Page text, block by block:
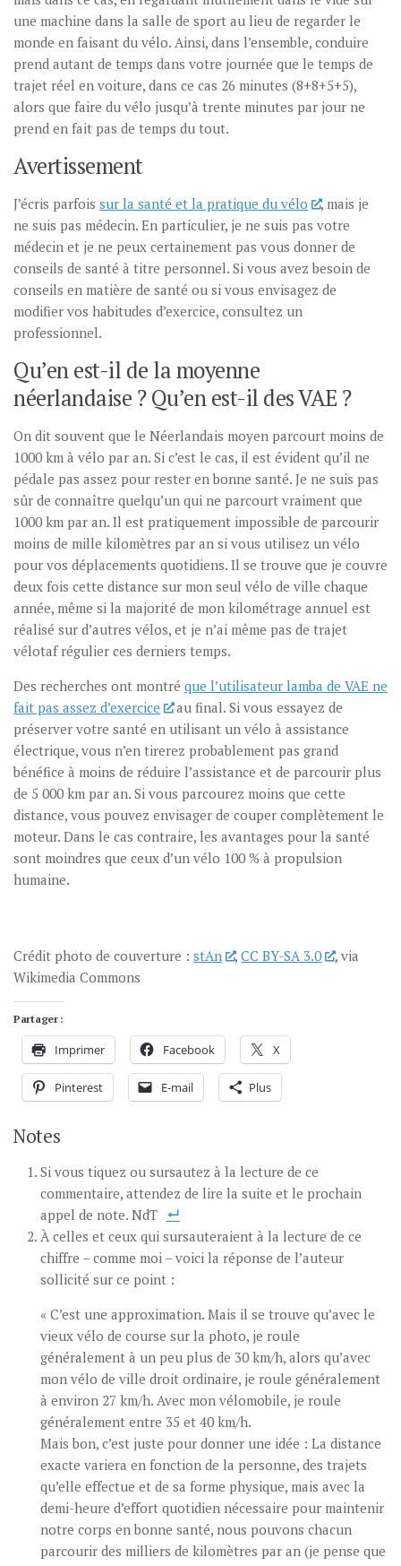
une machine dans la salle de sport au lieu de regarder le
monde en faisant du vélo. Ainsi, dans l’ensemble, conduire
prend autant de temps dans votre journée que le temps de
trajet réel en voiture, dans ce cas 26 minutes (8+8+5+5),
alors que faire du vélo jusqu’à trente minutes par jour ne
prend en fait pas de temps du tout.
Avertissement
J’écris parfois sur la santé et la pratique du vélo
, mais je
ne suis pas médecin. En particulier, je ne suis pas votre
médecin et je ne peux certainement pas vous donner de
conseils de santé à titre personnel. Si vous avez besoin de
conseils en matière de santé ou si vous envisagez de
modifier vos habitudes d’exercice, consultez un
professionnel.
Qu’en est-il de la moyenne
néerlandaise ? Qu’en est-il des VAE ?
On dit souvent que le Néerlandais moyen parcourt moins de
1000 km à vélo par an. Si c’est le cas, il est évident qu’il ne
pédale pas assez pour rester en bonne santé. Je ne suis pas
sûr de connaître quelqu’un qui ne parcourt vraiment que
1000 km par an. Il est pratiquement impossible de parcourir
moins de mille kilomètres par an si vous utilisez un vélo
pour vos déplacements quotidiens. Il se trouve que je couvre
deux fois cette distance sur mon seul vélo de ville chaque
année, même si la majorité de mon kilométrage annuel est
réalisé sur d’autres vélos, et je n’ai même pas de trajet
vélotaf régulier ces derniers temps.
Des recherches ont montré que l’utilisateur lamba de VAE ne
fait pas assez d’exercice
au final. Si vous essayez de
préserver votre santé en utilisant un vélo à assistance
électrique, vous n’en tirerez probablement pas grand
bénéfice à moins de réduire l’assistance et de parcourir plus
de 5 000 km par an. Si vous parcourez moins que cette
distance, vous pouvez envisager de couper complètement le
moteur. Dans le cas contraire, les avantages pour la santé
sont moindres que ceux d’un vélo 100 % à propulsion
humaine.
Crédit photo de couverture : stAn ,CC BY-SA 3.0
, via
Wikimedia Commons
Partager :
Imprimer Facebook X
Pinterest E-mail Plus
Notes
Si vous tiquez ou sursautez à la lecture de ce
commentaire, attendez de lire la suite et le prochain
appel de note. NdT
À celles et ceux qui sursauteraient à la lecture de ce
chiffre – comme moi – voici la réponse de l’auteur
sollicité sur ce point :
« C’est une approximation. Mais il se trouve qu’avec le
vieux vélo de course sur la photo, je roule
généralement à un peu plus de 30 km/h, alors qu’avec
mon vélo de ville droit ordinaire, je roule généralement
à environ 27 km/h. Avec mon vélomobile, je roule
généralement entre 35 et 40 km/h.
Mais bon, c’est juste pour donner une idée : La distance
exacte variera en fonction de la personne, des trajets
qu’elle effectue et de sa forme physique, mais avec la
demi-heure d’effort quotidien nécessaire pour maintenir
notre corps en bonne santé, nous pouvons chacun
parcourir des milliers de kilomètres par an (je pense que